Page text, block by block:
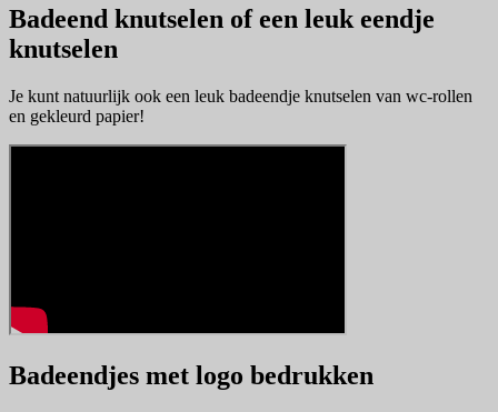
Badeend knutselen of een leuk eendje
knutselen
Je kunt natuurlijk ook een leuk badeendje knutselen van wc-rollen
en gekleurd papier!
Badeendjes met logo bedrukken